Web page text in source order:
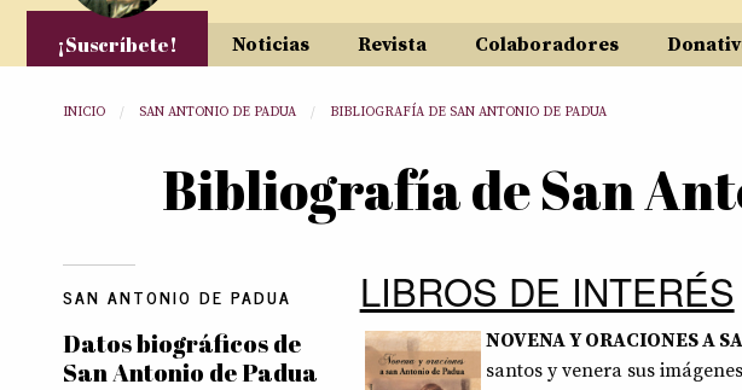
¡Suscríbete! Noticias Revista Colaboradores
Usted está aquí
INICIO SAN ANTONIO DE PADUA BIBLIOGRAFÍA DE SAN ANTONIO DE PADUA
Bibliografía de San
SAN ANTONIO DE PADUA
Datos biográficos de
San Antonio de Padua
LIBROS DE INTERÉS
NOVENA Y ORACIONES A
santos y venera sus